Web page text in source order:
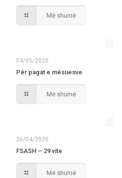
Më shumë
04/05/2020
Për pagat e mësuesve
Më shumë
26/04/2020
FSASH – 29 vite
Më shumë